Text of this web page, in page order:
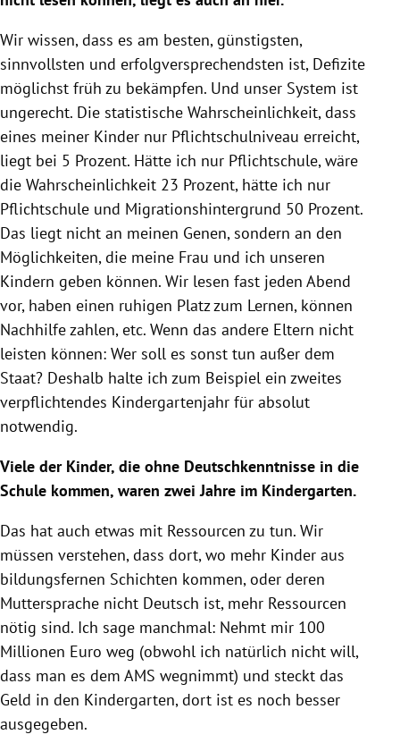
Wir wissen, dass es am besten, günstigsten,
sinnvollsten und erfolgversprechendsten ist, Defizite
möglichst früh zu bekämpfen. Und unser System ist
ungerecht. Die statistische Wahrscheinlichkeit, dass
eines meiner Kinder nur Pflichtschulniveau erreicht,
liegt bei 5 Prozent. Hätte ich nur Pflichtschule, wäre
die Wahrscheinlichkeit 23 Prozent, hätte ich nur
Pflichtschule und Migrationshintergrund 50 Prozent.
Das liegt nicht an meinen Genen, sondern an den
Möglichkeiten, die meine Frau und ich unseren
Kindern geben können. Wir lesen fast jeden Abend
vor, haben einen ruhigen Platz zum Lernen, können
Nachhilfe zahlen, etc. Wenn das andere Eltern nicht
leisten können: Wer soll es sonst tun außer dem
Staat? Deshalb halte ich zum Beispiel ein zweites
verpflichtendes Kindergartenjahr für absolut
notwendig.
Viele der Kinder, die ohne Deutschkenntnisse in die
Schule kommen, waren zwei Jahre im Kindergarten.
Das hat auch etwas mit Ressourcen zu tun. Wir
müssen verstehen, dass dort, wo mehr Kinder aus
bildungsfernen Schichten kommen, oder deren
Muttersprache nicht Deutsch ist, mehr Ressourcen
nötig sind. Ich sage manchmal: Nehmt mir 100
Millionen Euro weg (obwohl ich natürlich nicht will,
dass man es dem AMS wegnimmt) und steckt das
Geld in den Kindergarten, dort ist es noch besser
ausgegeben.